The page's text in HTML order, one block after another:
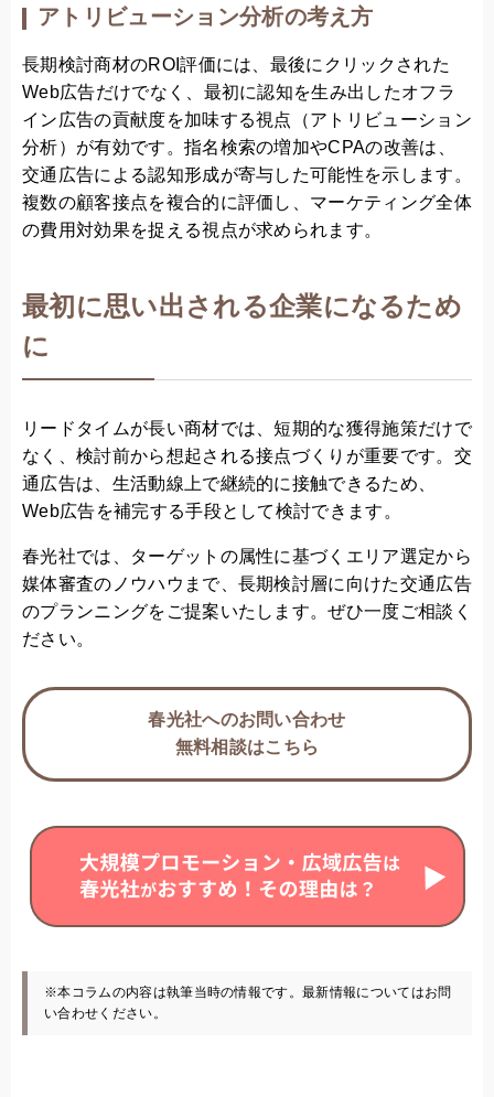
アトリビューション分析の考え方
長期検討商材のROI評価には、最後にクリックされた
Web広告だけでなく、最初に認知を生み出したオフラ
イン広告の貢献度を加味する視点（アトリビューション
分析）が有効です。指名検索の増加やCPAの改善は、
交通広告による認知形成が寄与した可能性を示します。
複数の顧客接点を複合的に評価し、マーケティング全体
の費用対効果を捉える視点が求められます。
最初に思い出される企業になるため
に
リードタイムが長い商材では、短期的な獲得施策だけで
なく、検討前から想起される接点づくりが重要です。交
通広告は、生活動線上で継続的に接触できるため、
Web広告を補完する手段として検討できます。
春光社では、ターゲットの属性に基づくエリア選定から
媒体審査のノウハウまで、長期検討層に向けた交通広告
のプランニングをご提案いたします。ぜひ一度ご相談く
ださい。
春光社へのお問い合わせ
無料相談はこちら
※本コラムの内容は執筆当時の情報です。最新情報についてはお問
い合わせください。